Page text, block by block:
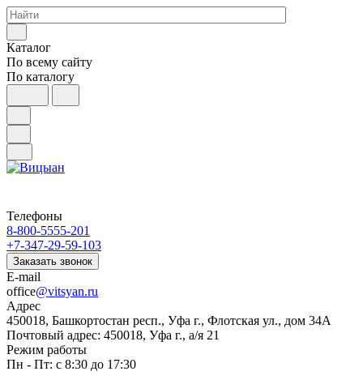
Каталог
По всему сайту
По каталогу
Телефоны
8-800-5555-201
+7-347-29-59-103
Заказать звонок
E-mail
office@vitsyan.ru
Адрес
450018, Башкортостан респ., Уфа г., Флотская ул., дом 34А
Почтовый адрес: 450018, Уфа г., а/я 21
Режим работы
Пн - Пт: с 8:30 до 17:30